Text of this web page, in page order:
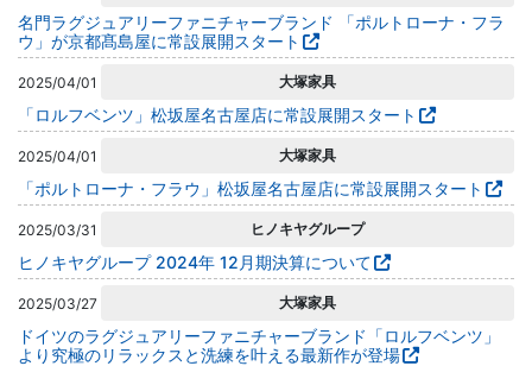
名門ラグジュアリーファニチャーブランド 「ポルトローナ・フラ
ウ」が京都髙島屋に常設展開スタート
2025/04/01 大塚家具
「ロルフベンツ」松坂屋名古屋店に常設展開スタート
2025/04/01 大塚家具
「ポルトローナ・フラウ」松坂屋名古屋店に常設展開スタート
2025/03/31 ヒノキヤグループ
ヒノキヤグループ 2024年 12月期決算について
2025/03/27 大塚家具
ドイツのラグジュアリーファニチャーブランド「ロルフベンツ」
より究極のリラックスと洗練を叶える最新作が登場